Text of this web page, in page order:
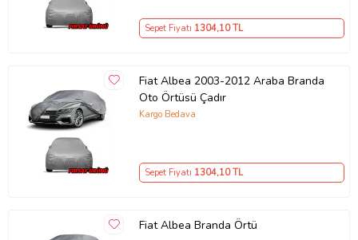
Çizilme Koruması ve Kolay Temizlik
Aracınıza kalkan olur, çizilmelere karşı korur.
Islak bir bez yardımı ile kolayca temizleyebilirsiniz.
Uzun süreli kullanıma uygun tasarlanmıştır.
Sepet Fiyatı 1304,10 TL
Fiat Albea 2003-2012 Araba Branda
Oto Örtüsü Çadır
Kargo Bedava
Sepet Fiyatı 1304,10 TL
Fiat Albea Branda Örtü